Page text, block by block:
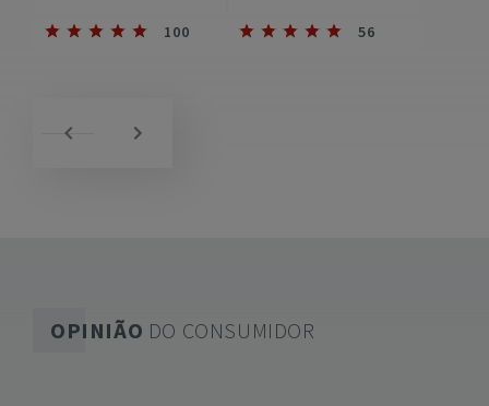
100 56
OPINIÃO DO CONSUMIDOR